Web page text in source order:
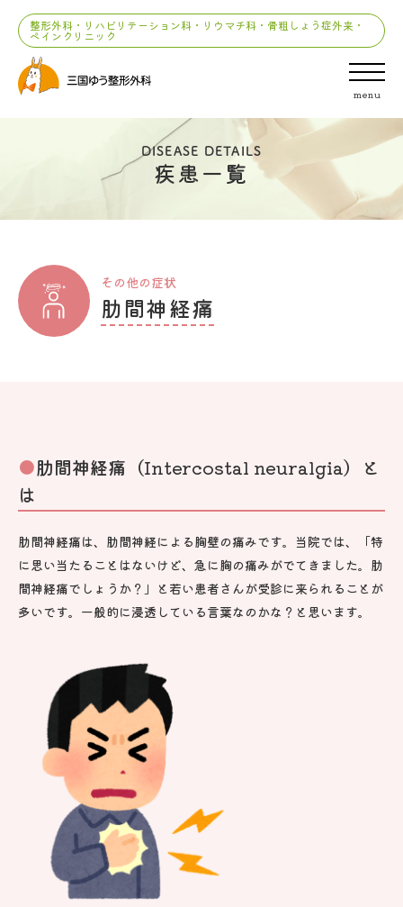
整形外科・リハビリテーション科・リウマチ科・骨粗しょう症外来・
ペインクリニック
menu
DISEASE DETAILS
疾患一覧
その他の症状
肋間神経痛
肋間神経痛（Intercostal neuralgia）と
は
肋間神経痛は、肋間神経による胸壁の痛みです。当院では、「特
に思い当たることはないけど、急に胸の痛みがでてきました。肋
間神経痛でしょうか？」と若い患者さんが受診に来られることが
多いです。一般的に浸透している言葉なのかな？と思います。